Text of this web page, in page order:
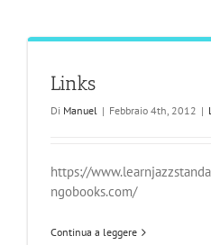
Links
Di Manuel | Febbraio 4th, 2012 |
https://
ngobooks.com/
Continua a leggere